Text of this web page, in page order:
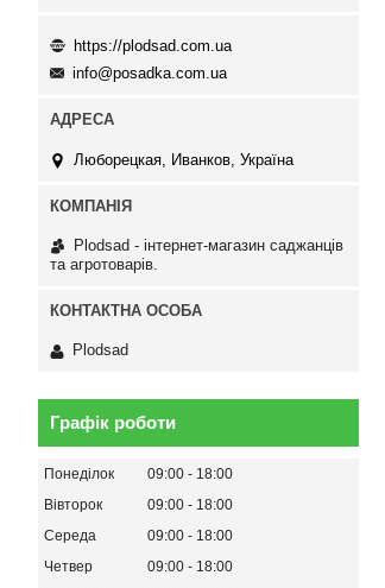
https://plodsad.com.ua
info@posadka.com.ua
Люборецкая, Иванков, Україна
Plodsad - інтернет-магазин саджанців
та агротоварів.
Plodsad
Графік роботи
Понеділок 09:00
18:00
Вівторок
09:00
18:00
Середа
09:00
18:00
Четвер
09:00
18:00